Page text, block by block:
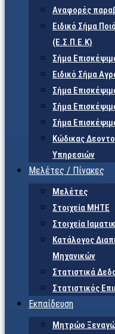
Αναφορές
Ειδικό Σήμα
(Ε.Σ.Π.Ε.Κ)
Σήμα
Ειδικό Σήμα
Σήμα
Σήμα
Σήμα
Κώδικας
Υπηρεσιών
Μελέτες / Πίνακες
Μελέτες
Στοιχεία ΜΗΤΕ
Στοιχεία
Κατάλογος
Μηχανικών
Στατιστικά
Στατιστικός
Εκπαίδευση
Μητρώο